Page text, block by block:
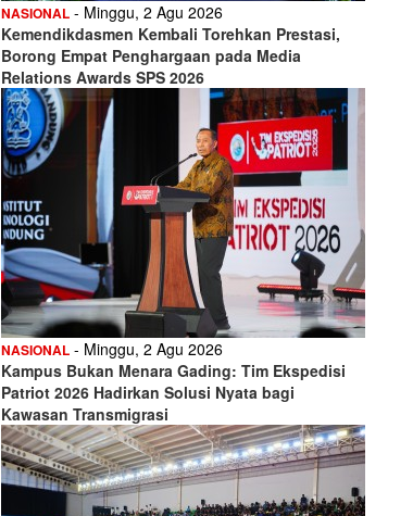
NASIONAL - Minggu, 2 Agu 2026
Kemendikdasmen Kembali Torehkan Prestasi,
Borong Empat Penghargaan pada Media
Relations Awards SPS 2026
NASIONAL - Minggu, 2 Agu 2026
Kampus Bukan Menara Gading: Tim Ekspedisi
Patriot 2026 Hadirkan Solusi Nyata bagi
Kawasan Transmigrasi